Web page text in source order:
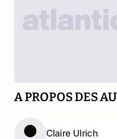
A PROPOS DES
Claire Ulrich